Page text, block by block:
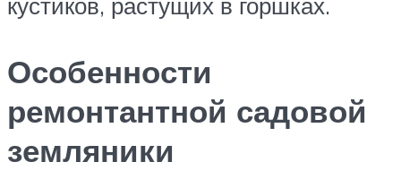
кустиков, растущих в горшках.
Особенности
ремонтантной садовой
земляники